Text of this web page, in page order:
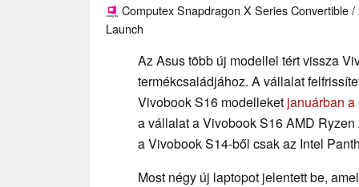
Computex Snapdragon X Series Convertible /
Launch
Az Asus több új modellel tért vissza
termékcsaládjához. A vállalat
Vivobook S16 modelleket januárban
a vállalat a Vivobook S16 AMD
a Vivobook S14-ből csak az Intel
Most négy új laptopot jelentett be,